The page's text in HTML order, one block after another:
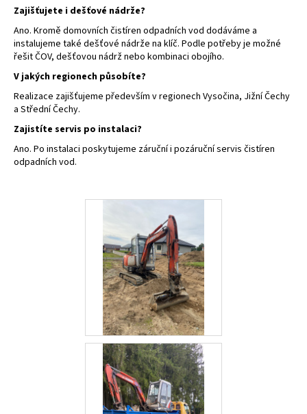
Zajišťujete i dešťové nádrže?
Ano. Kromě domovních čistíren odpadních vod dodáváme a
instalujeme také dešťové nádrže na klíč. Podle potřeby je možné
řešit ČOV, dešťovou nádrž nebo kombinaci obojího.
V jakých regionech působíte?
Realizace zajišťujeme především v regionech Vysočina, Jižní Čechy
a Střední Čechy.
Zajistíte servis po instalaci?
Ano. Po instalaci poskytujeme záruční i pozáruční servis čistíren
odpadních vod.